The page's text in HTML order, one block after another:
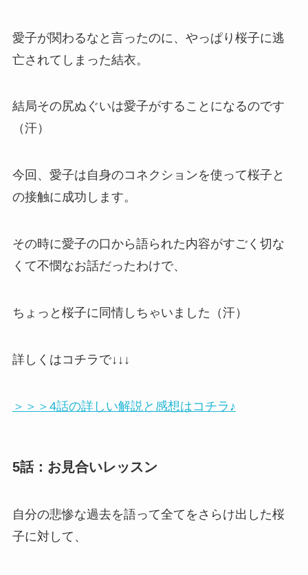
愛子が関わるなと言ったのに、やっぱり桜子に逃
亡されてしまった結衣。
結局その尻ぬぐいは愛子がすることになるのです
（汗）
今回、愛子は自身のコネクションを使って桜子と
の接触に成功します。
その時に愛子の口から語られた内容がすごく切な
くて不憫なお話だったわけで、
ちょっと桜子に同情しちゃいました（汗）
詳しくはコチラで↓↓↓
＞＞＞4話の詳しい解説と感想はコチラ♪
5話：お見合いレッスン
自分の悲惨な過去を語って全てをさらけ出した桜
子に対して、